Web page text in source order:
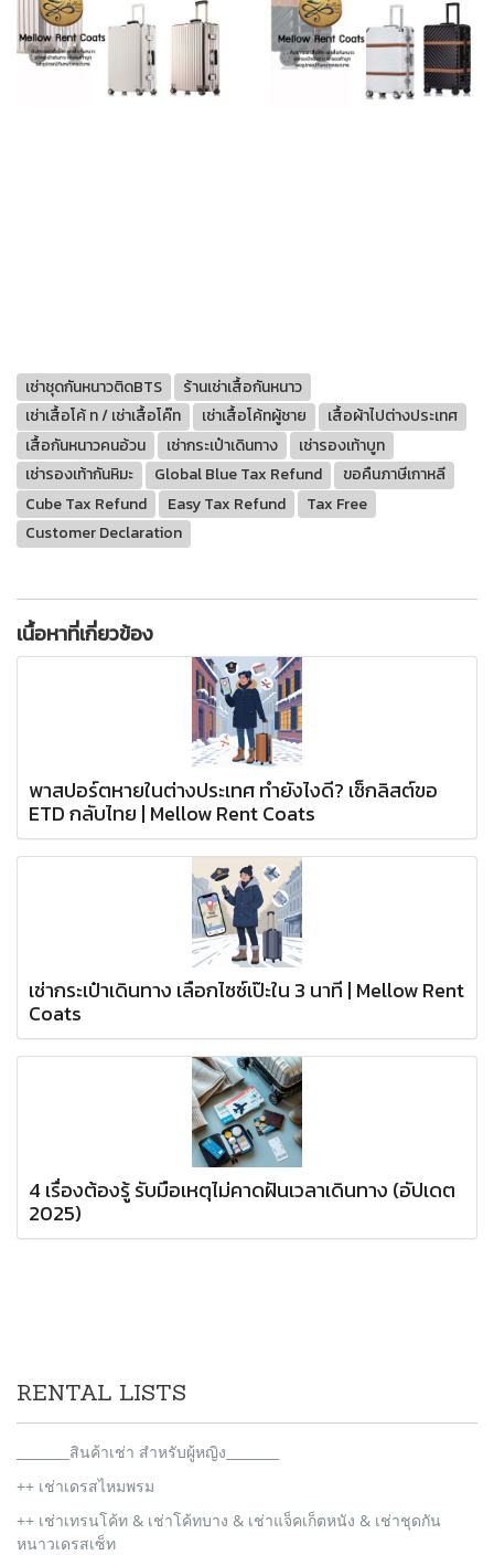
เช่าชุดกันหนาวติดBTS
ร้านเช่าเสื้อกันหนาว
เช่าเสื้อโค้ ท / เช่าเสื้อโค๊ท
เช่าเสื้อโค้ทผู้ชาย
เสื้อผ้าไปต่างประเทศ
เสื้อกันหนาวคนอ้วน
เช่ากระเป๋าเดินทาง
เช่ารองเท้าบูท
เช่ารองเท้ากันหิมะ
Global Blue Tax Refund
ขอคืนภาษีเกาหลี
Cube Tax Refund
Easy Tax Refund
Tax Free
Customer Declaration
เนื้อหาที่เกี่ยวข้อง
พาสปอร์ตหายในต่างประเทศ ทำยังไงดี? เช็กลิสต์ขอ
ETD กลับไทย | Mellow Rent Coats
เช่ากระเป๋าเดินทาง เลือกไซซ์เป๊ะใน 3 นาที | Mellow Rent
Coats
4 เรื่องต้องรู้ รับมือเหตุไม่คาดฝันเวลาเดินทาง (อัปเดต
2025)
RENTAL LISTS
________สินค้าเช่า สำหรับผู้หญิง________
++ เช่าเดรสไหมพรม
++ เช่าเทรนโค้ท & เช่าโค้ทบาง & เช่าแจ็คเก็ตหนัง & เช่าชุดกัน
หนาวเดรสเซ็ท